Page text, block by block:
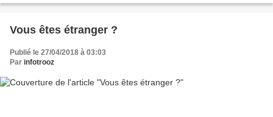
Vous êtes étranger ?
Publié le 27/04/2018 à 03:03
Par infotrooz